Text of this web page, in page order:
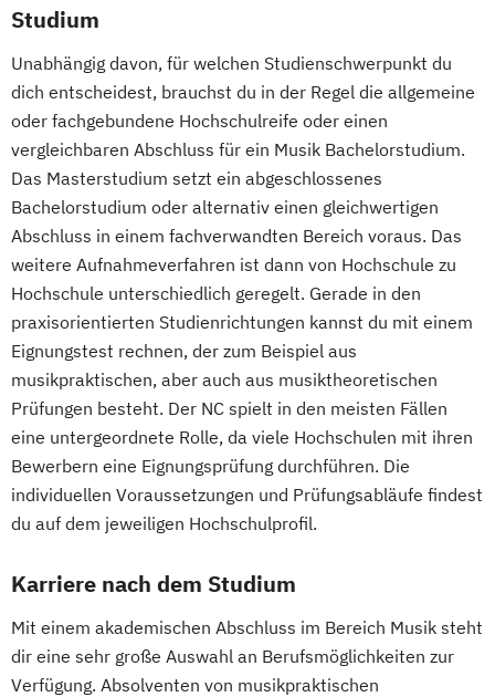
Studium
Unabhängig davon, für welchen Studienschwerpunkt du
dich entscheidest, brauchst du in der Regel die allgemeine
oder fachgebundene Hochschulreife oder einen
vergleichbaren Abschluss für ein Musik Bachelorstudium.
Das Masterstudium setzt ein abgeschlossenes
Bachelorstudium oder alternativ einen gleichwertigen
Abschluss in einem fachverwandten Bereich voraus. Das
weitere Aufnahmeverfahren ist dann von Hochschule zu
Hochschule unterschiedlich geregelt. Gerade in den
praxisorientierten Studienrichtungen kannst du mit einem
Eignungstest rechnen, der zum Beispiel aus
musikpraktischen, aber auch aus musiktheoretischen
Prüfungen besteht. Der NC spielt in den meisten Fällen
eine untergeordnete Rolle, da viele Hochschulen mit ihren
Bewerbern eine Eignungsprüfung durchführen. Die
individuellen Voraussetzungen und Prüfungsabläufe findest
du auf dem jeweiligen Hochschulprofil.
Karriere nach dem Studium
Mit einem akademischen Abschluss im Bereich Musik steht
dir eine sehr große Auswahl an Berufsmöglichkeiten zur
Verfügung. Absolventen von musikpraktischen